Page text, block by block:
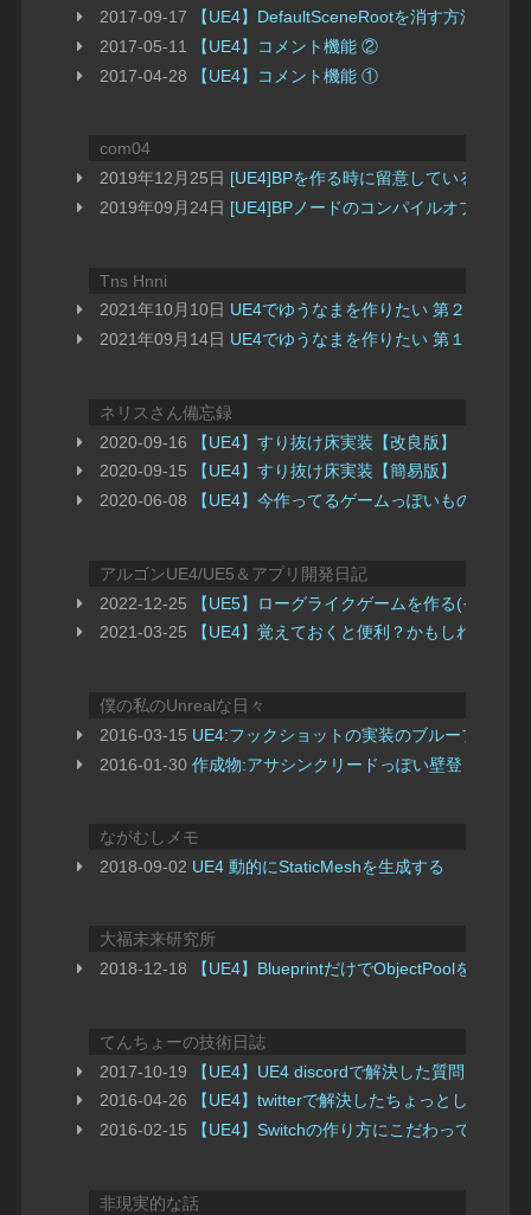
2017-09-17
【UE4】DefaultSceneRootを消す方法
2017-05-11
【UE4】コメント機能 ②
2017-04-28
【UE4】コメント機能 ①
com04
2019年12月25日 [UE4]BPを作る時に留意している設定
2019年09月24日 [UE4]BPノードのコンパイルオプショ
Tns Hnni
2021年10月10日 UE4でゆうなまを作りたい 第２回
2021年09月14日 UE4でゆうなまを作りたい 第１回
ネリスさん備忘録
2020-09-16
【UE4】すり抜け床実装【改良版】
2020-09-15
【UE4】すり抜け床実装【簡易版】
2020-06-08
【UE4】今作ってるゲームっぽいもの
アルゴンUE4/UE5＆アプリ開発日記
2022-12-25
【UE5】ローグライクゲームを作る(その1:
2021-03-25
【UE4】覚えておくと便利？かもしれないま
僕の私のUnrealな日々
2016-03-15 UE4:フックショットの実装のブループリン
2016-01-30作成物:アサシンクリードっぽい壁登りを簡
ながむしメモ
2018-09-02 UE4 動的にStaticMeshを生成する
大福未来研究所
2018-12-18
【UE4】BlueprintだけでObjectPoolを作っ
てんちょーの技術日誌
2017-10-19
【UE4】UE4 discordで解決した質問まとめ
2016-04-26
【UE4】twitterで解決したちょっとしたつ
2016-02-15
【UE4】Switchの作り方にこだわってみた
非現実的な話